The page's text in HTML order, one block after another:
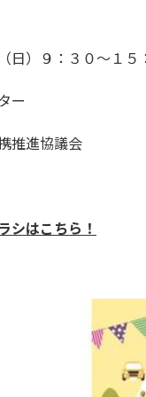
）９：３０～１５
ー
進協議会
シはこちら！